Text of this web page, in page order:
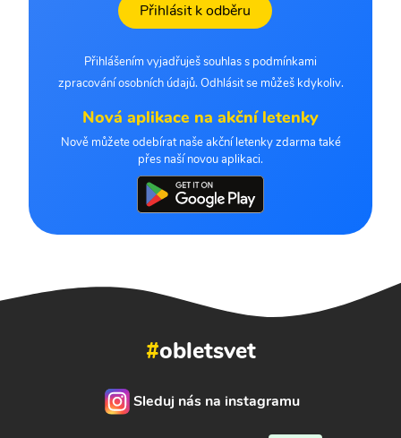
Přihlásit k odběru
Přihlášením vyjadřuješ souhlas s podmínkami
zpracování osobních údajů. Odhlásit se můžeš kdykoliv.
Nová aplikace na akční letenky
Nově můžete odebírat naše akční letenky zdarma také
přes naší novou aplikaci.
#obletsvet
Sleduj nás na instagramu